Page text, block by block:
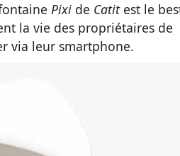
Pixi de Catitest le
la vie des propriétaires de
via leur smartphone.